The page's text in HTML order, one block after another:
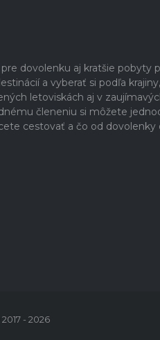
dovolenku aj kratšie
a vyberať si podľa
letoviskách aj v
členeniu si môžete
cestovať a čo od dovolenky
- 2026